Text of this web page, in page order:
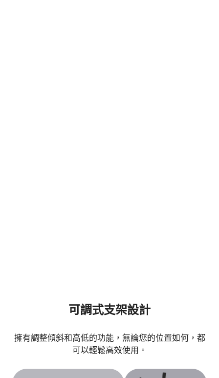
可調式支架設計
擁有調整傾斜和高低的功能，無論您的位置如何，都
可以輕鬆高效使用。